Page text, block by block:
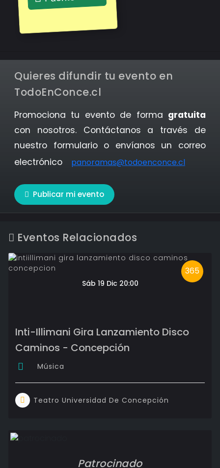
Quieres difundir tu evento en
TodoEnConce.cl
Promociona tu evento de forma gratuita
con nosotros. Contáctanos a través de
nuestro formulario o envíanos un correo
electrónico
panoramas@todoenconce.cl
Publicar mi evento
Eventos Relacionados
365
Sáb 19 Dic 20:00
Inti-Illimani Gira Lanzamiento Disco
Caminos - Concepción
Música
Teatro Universidad De Concepción
Patrocinado